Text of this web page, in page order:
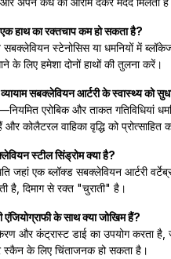
हाथ का रक्तचाप कम हो सकता है?
सबक्लेवियन स्टेनोसिस या धमनियों में
के लिए हमेशा दोनों हाथों की तुलना करें।
सबक्लेवियन आर्टरी के स्वास्थ्य को
एरोबिक और ताकत गतिविधियां
और कोलैटरल वाहिका वृद्धि को प्रोत्साहित
स्टील सिंड्रोम क्या है?
जहां एक ब्लॉक्ड सबक्लेवियन आर्टरी
है, दिमाग से रक्त "चुराती" है।
एंजियोग्राफी के साथ क्या जोखिम हैं?
और कंट्रास्ट डाई का उपयोग करता है,
स्कैन के लिए चिंताजनक हो सकता है।